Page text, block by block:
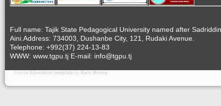
Full name: Tajik State Pedagogical University named after Sadriddin
Aini.Address: 734003, Dushanbe City, 121, Rudaki Avenue.
Telephone: +992(37) 224-13-83
WWW: www.tgpu.tj E-mail: info@tgpu.tj
Joomla Education template by Earn Money.